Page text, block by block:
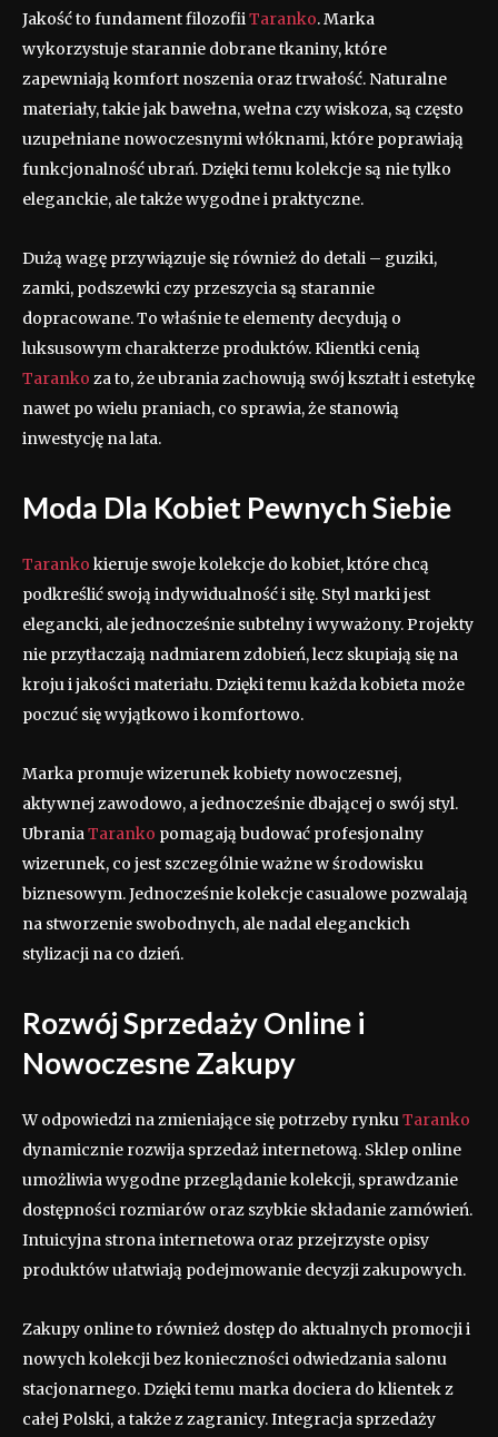
Jakość to fundament filozofiiTaranko. Marka
wykorzystuje starannie dobrane tkaniny, które
zapewniają komfort noszenia oraz trwałość. Naturalne
materiały, takie jak bawełna, wełna czy wiskoza, są często
uzupełniane nowoczesnymi włóknami, które poprawiają
funkcjonalność ubrań. Dzięki temu kolekcje są nie tylko
eleganckie, ale także wygodne i praktyczne.
Dużą wagę przywiązuje się również do detali – guziki,
zamki, podszewki czy przeszycia są starannie
dopracowane. To właśnie te elementy decydują o
luksusowym charakterze produktów. Klientki cenią
Taranko za to, że ubrania zachowują swój kształt i estetykę
nawet po wielu praniach, co sprawia, że stanowią
inwestycję na lata.
Moda Dla Kobiet Pewnych Siebie
Taranko kieruje swoje kolekcje do kobiet, które chcą
podkreślić swoją indywidualność i siłę. Styl marki jest
elegancki, ale jednocześnie subtelny i wyważony. Projekty
nie przytłaczają nadmiarem zdobień, lecz skupiają się na
kroju i jakości materiału. Dzięki temu każda kobieta może
poczuć się wyjątkowo i komfortowo.
Marka promuje wizerunek kobiety nowoczesnej,
aktywnej zawodowo, a jednocześnie dbającej o swój styl.
UbraniaTaranko pomagają budować profesjonalny
wizerunek, co jest szczególnie ważne w środowisku
biznesowym. Jednocześnie kolekcje casualowe pozwalają
na stworzenie swobodnych, ale nadal eleganckich
stylizacji na co dzień.
Rozwój Sprzedaży Online i
Nowoczesne Zakupy
W odpowiedzi na zmieniające się potrzeby rynkuTaranko
dynamicznie rozwija sprzedaż internetową. Sklep online
umożliwia wygodne przeglądanie kolekcji, sprawdzanie
dostępności rozmiarów oraz szybkie składanie zamówień.
Intuicyjna strona internetowa oraz przejrzyste opisy
produktów ułatwiają podejmowanie decyzji zakupowych.
Zakupy online to również dostęp do aktualnych promocji i
nowych kolekcji bez konieczności odwiedzania salonu
stacjonarnego. Dzięki temu marka dociera do klientek z
całej Polski, a także z zagranicy. Integracja sprzedaży